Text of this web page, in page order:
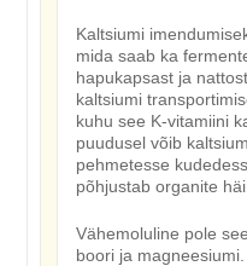
Kaltsiumi
mida saab ka
hapukapsast ja
kaltsiumi
kuhu see K-vitamiini
puudusel võib
pehmetesse
põhjustab organite
Vähemoluline pole
boori ja magneesiumi.